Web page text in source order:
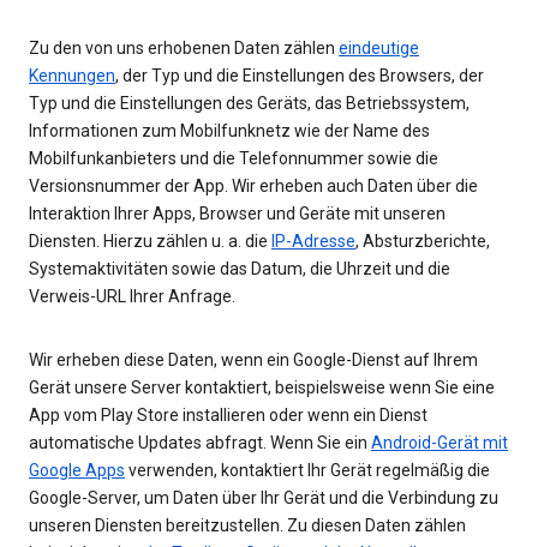
Zu den von uns erhobenen Daten zählen eindeutige
Kennungen, der Typ und die Einstellungen des Browsers, der
Typ und die Einstellungen des Geräts, das Betriebssystem,
Informationen zum Mobilfunknetz wie der Name des
Mobilfunkanbieters und die Telefonnummer sowie die
Versionsnummer der App. Wir erheben auch Daten über die
Interaktion Ihrer Apps, Browser und Geräte mit unseren
Diensten. Hierzu zählen u. a. die IP-Adresse, Absturzberichte,
Systemaktivitäten sowie das Datum, die Uhrzeit und die
Verweis-URL Ihrer Anfrage.
Wir erheben diese Daten, wenn ein Google-Dienst auf Ihrem
Gerät unsere Server kontaktiert, beispielsweise wenn Sie eine
App vom Play Store installieren oder wenn ein Dienst
automatische Updates abfragt. Wenn Sie ein Android-Gerät mit
Google Apps verwenden, kontaktiert Ihr Gerät regelmäßig die
Google-Server, um Daten über Ihr Gerät und die Verbindung zu
unseren Diensten bereitzustellen. Zu diesen Daten zählen